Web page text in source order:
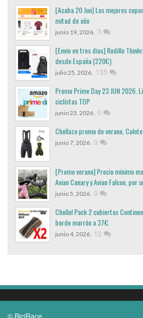
[Acaba 20 Jun] Los mejores
mitad de año
junio 19, 2026, 3
[Envio en tres dias] Rodillo
desde España (220€)
julio 25, 2026, 135
Promo Prime Day 23 JUN 2026.
ciclistas TOP
junio 23, 2026, 0
Chollazo promo de verano,
junio 7, 2026, 0
[Promo verano] Precio mínimo
Avian Canary y Avian Falcon, por
junio 5, 2026, 0
Chollo! Pack 2 cubiertas
borde marrón a 37€
junio 4, 2026, 12
© BiciRace